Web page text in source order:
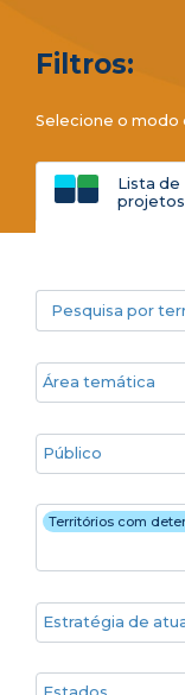
Filtros:
Selecione o modo
Lista de
projetos
Pesquisa por termo
Áreas temáticas
Público
Territórios
Territórios com
Estratégia de
Estado